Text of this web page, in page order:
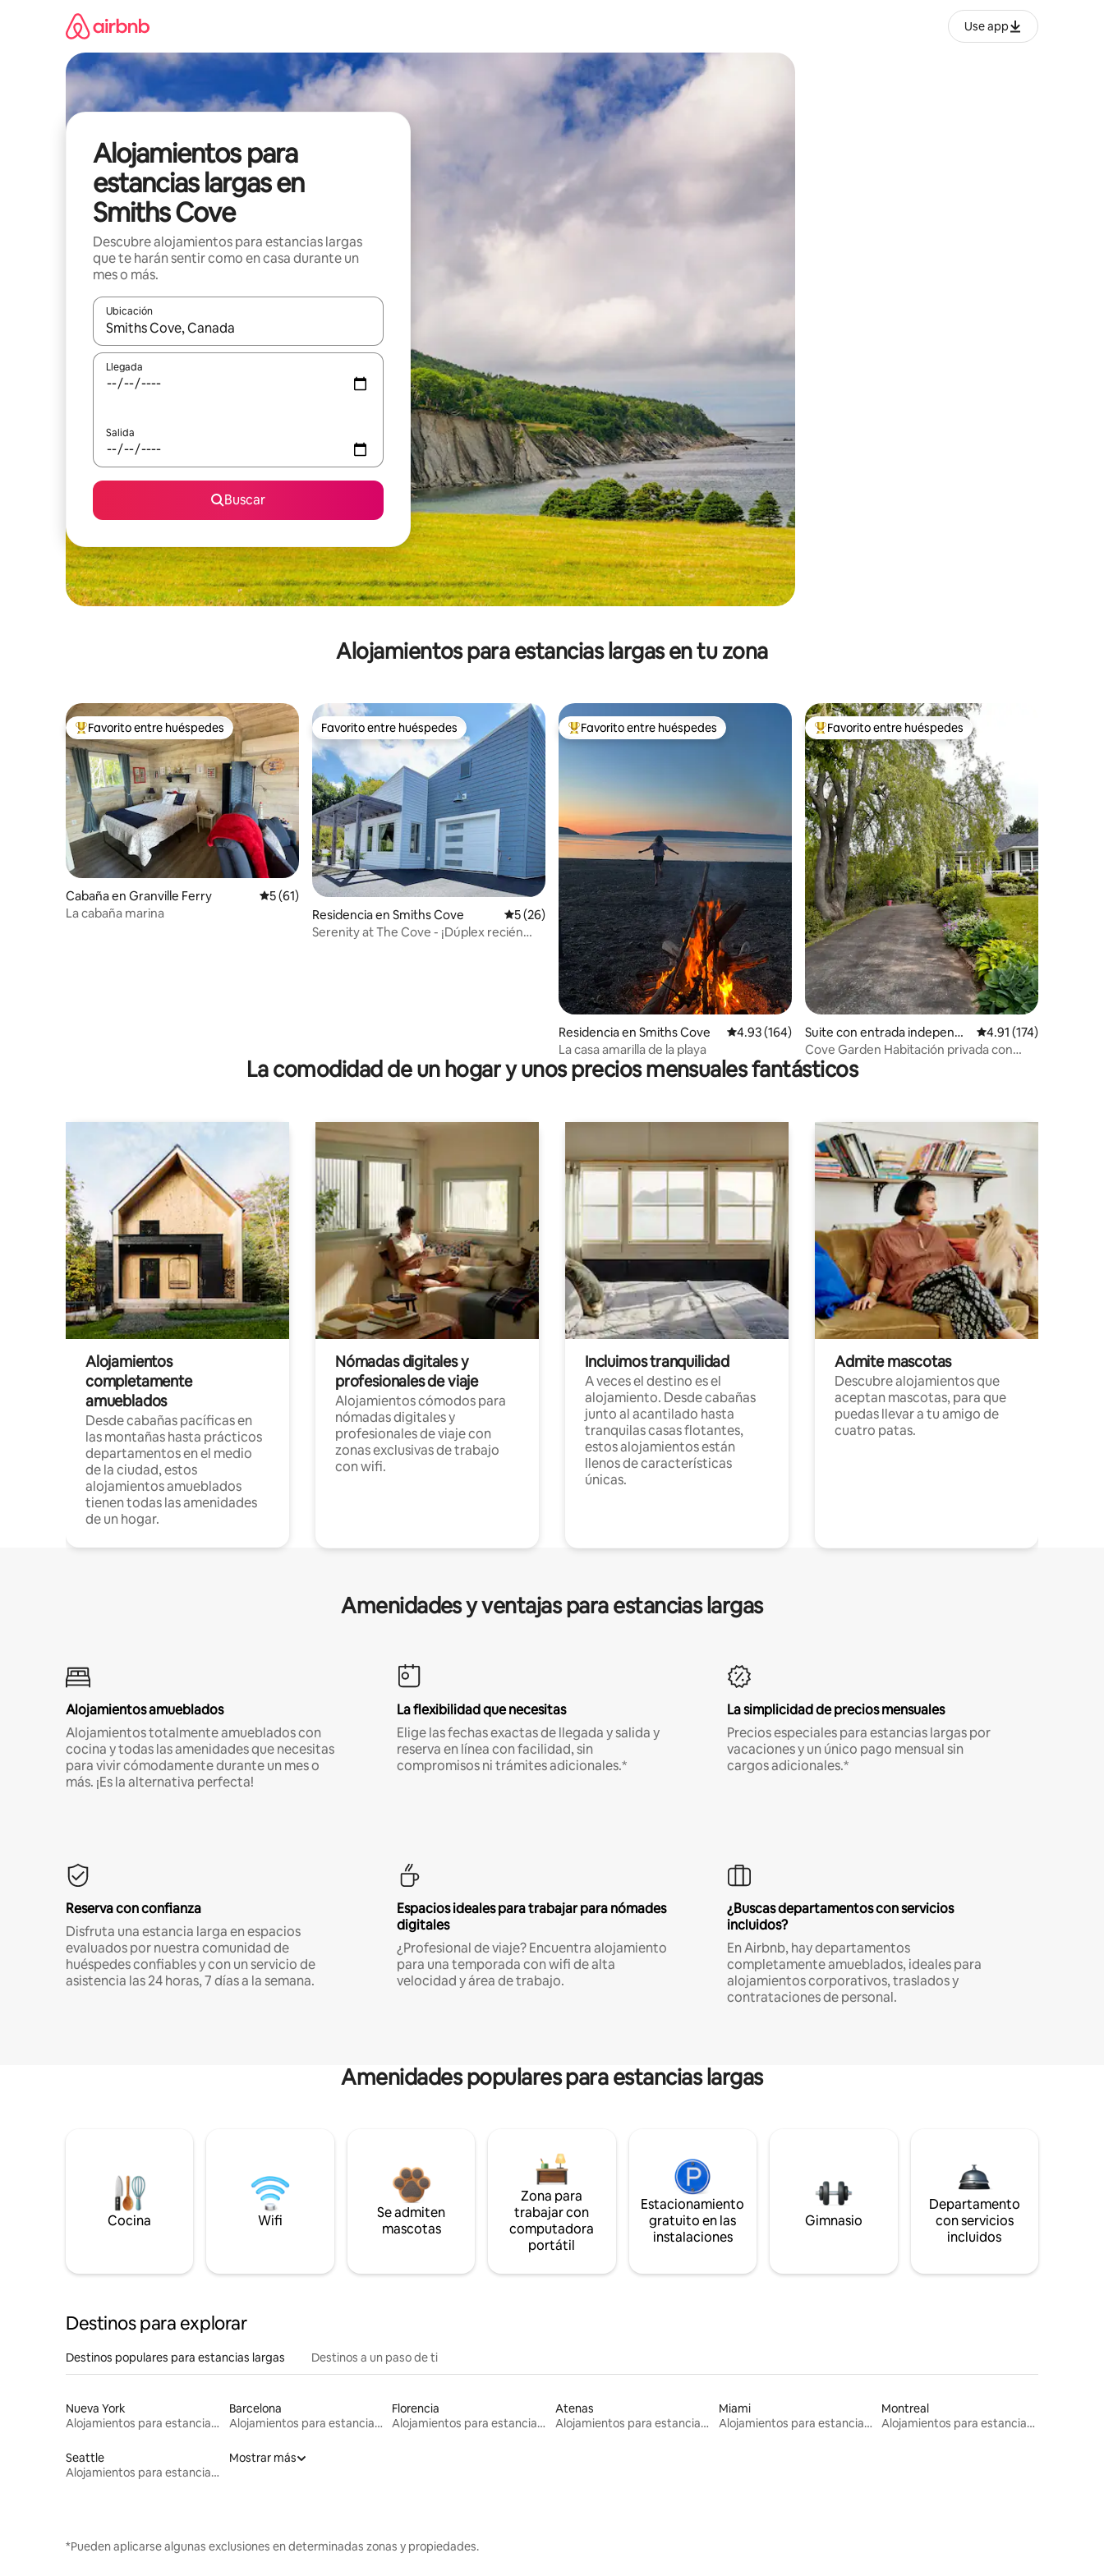
Use app
Alojamientos para
estancias largas en
Smiths Cove
Descubre alojamientos para estancias largas
que te harán sentir como en casa durante un
mes o más.
Ubicación
Cuando los resultados estén disponibles, podrás navegar usando las teclas de las flechas hacia arriba y hacia abajo, o bien tocando y deslizando la pantalla.
Llegada
Salida
Buscar
Alojamientos para estancias largas en tu zona
De los mejores en Favorito entre huéspedes
Favorito entre huéspedes
Cabaña en Granville Ferry Calificación promedio: 5 de 5; 61 evaluaciones
5 (61)
La cabaña marina
Favorito entre huéspedes
Favorito entre huéspedes
Residencia en Smiths Cove Calificación promedio: 5 de 5; 26 evaluaciones
5 (26)
Serenity at The Cove - ¡Dúplex recién
De los mejores en Favorito entre huéspedes
Favorito entre huéspedes
Residencia en Smiths Cove Calificación promedio: 4.93 de 5; 164 evaluaciones
4.93 (164)
La casa amarilla de la playa
De los mejores en Favorito entre huéspedes
Favorito entre huéspedes
Suite con entrada independi
ente en Smiths Cove
Calificación promedio:
4.91 (174)
Cove Garden Habitación privada con
baño y vistas al mar
La comodidad de un hogar y unos precios mensuales fantásticos
Alojamientos
completamente
amueblados
Desde cabañas pacíficas en
las montañas hasta prácticos
departamentos en el medio
de la ciudad, estos
alojamientos amueblados
tienen todas las amenidades
de un hogar.
Nómadas digitales y
profesionales de viaje
Alojamientos cómodos para
nómadas digitales y
profesionales de viaje con
zonas exclusivas de trabajo
con wifi.
Incluimos tranquilidad
A veces el destino es el
alojamiento. Desde cabañas
junto al acantilado hasta
tranquilas casas flotantes,
estos alojamientos están
llenos de características
únicas.
Admite mascotas
Descubre alojamientos que
aceptan mascotas, para que
puedas llevar a tu amigo de
cuatro patas.
Amenidades y ventajas para estancias largas
Alojamientos amueblados
Alojamientos totalmente amueblados con
cocina y todas las amenidades que necesitas
para vivir cómodamente durante un mes o
más. ¡Es la alternativa perfecta!
La flexibilidad que necesitas
Elige las fechas exactas de llegada y salida y
reserva en línea con facilidad, sin
compromisos ni trámites adicionales.*
La simplicidad de precios mensuales
Precios especiales para estancias largas por
vacaciones y un único pago mensual sin
cargos adicionales.*
Reserva con confianza
Disfruta una estancia larga en espacios
evaluados por nuestra comunidad de
huéspedes confiables y con un servicio de
asistencia las 24 horas, 7 días a la semana.
Espacios ideales para trabajar para nómades
digitales
¿Profesional de viaje? Encuentra alojamiento
para una temporada con wifi de alta
velocidad y área de trabajo.
¿Buscas departamentos con servicios
incluidos?
En Airbnb, hay departamentos
completamente amueblados, ideales para
alojamientos corporativos, traslados y
contrataciones de personal.
Amenidades populares para estancias largas
Cocina Wifi
Se admiten
mascotas
Zona para
trabajar con
computadora
portátil
Estacionamiento
gratuito en las
instalaciones
Gimnasio
Departamento
con servicios
incluidos
Destinos para explorar
Destinos populares para estancias largas Destinos a un paso de ti
Nueva York
Alojamientos para estancias largas
Barcelona
Alojamientos para estancias largas
Florencia
Alojamientos para estancias largas
Atenas
Alojamientos para estancias largas
Miami
Alojamientos para estancias largas
Montreal
Alojamientos para estancias largas
Seattle
Alojamientos para estancias largas
Mostrar más
*Pueden aplicarse algunas exclusiones en determinadas zonas y propiedades.